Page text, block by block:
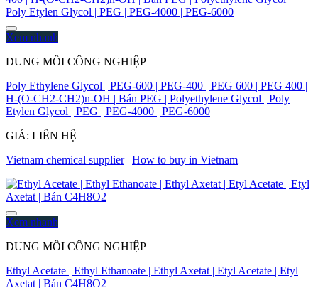
Xem nhanh
DUNG MÔI CÔNG NGHIỆP
Poly Ethylene Glycol | PEG-600 | PEG-400 | PEG 600 | PEG 400 |
H-(O-CH2-CH2)n-OH | Bán PEG | Polyethylene Glycol | Poly
Etylen Glycol | PEG | PEG-4000 | PEG-6000
GIÁ: LIÊN HỆ
Vietnam chemical supplier| How to buy in Vietnam
Xem nhanh
DUNG MÔI CÔNG NGHIỆP
Ethyl Acetate | Ethyl Ethanoate | Ethyl Axetat | Etyl Acetate | Etyl
Axetat | Bán C4H8O2